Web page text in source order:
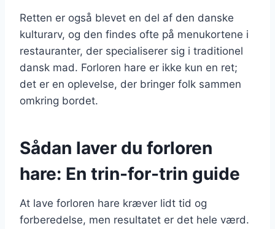
Retten er også blevet en del af den danske
kulturarv, og den findes ofte på menukortene i
restauranter, der specialiserer sig i traditionel
dansk mad. Forloren hare er ikke kun en ret;
det er en oplevelse, der bringer folk sammen
omkring bordet.
Sådan laver du forloren
hare: En trin-for-trin guide
At lave forloren hare kræver lidt tid og
forberedelse, men resultatet er det hele værd.